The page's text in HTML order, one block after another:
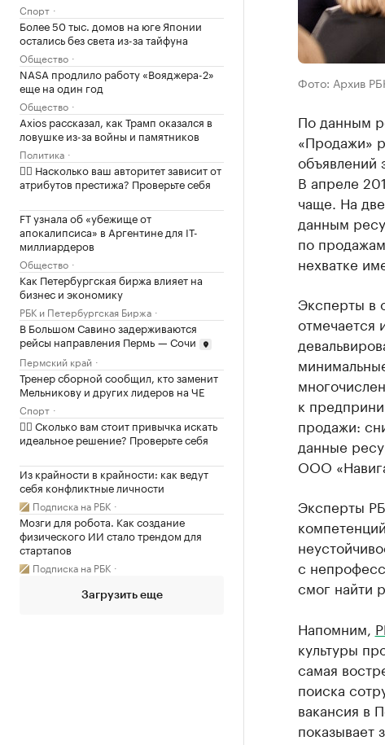
Спорт
Более 50 тыс. домов на юге Японии
остались без света из-за тайфуна
Общество
NASA продлило работу «Вояджера-2»
еще на один год
Общество
Axios рассказал, как Трамп оказался в
ловушке из-за войны и памятников
Политика
✍🏻 Насколько ваш авторитет зависит от
атрибутов престижа? Проверьте себя
FT узнала об «убежище от
апокалипсиса» в Аргентине для IT-
миллиардеров
Общество
Как Петербургская биржа влияет на
бизнес и экономику
РБК и Петербургская Биржа
В Большом Савино задерживаются
рейсы направления Пермь — Сочи
Пермский край
Тренер сборной сообщил, кто заменит
Мельникову и других лидеров на ЧЕ
Спорт
✍🏻 Сколько вам стоит привычка искать
идеальное решение? Проверьте себя
Из крайности в крайности: как ведут
себя конфликтные личности
Подписка на РБК
Мозги для робота. Как создание
физического ИИ стало трендом для
стартапов
Подписка на РБК
Загрузить еще
Фото: Архив
По данным
«Продажи»
объявлений
В апреле
чаще. На
данным
по
нехватке
Эксперты в
отмечается
к
продажи:
данные
ООО
Эксперты
с
смог найти
Напомним,
культуры
самая
поиска
вакансия в
показывает